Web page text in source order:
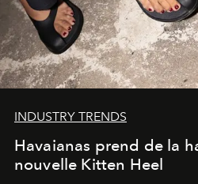
INDUSTRY TRENDS
Havaianas prend de la
nouvelle Kitten Heel